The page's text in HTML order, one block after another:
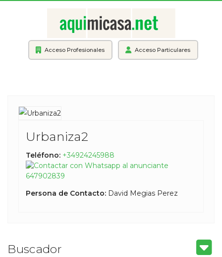
Acceso Profesionales Acceso Particulares
Urbaniza2
Teléfono: +34924245988
647902839
Persona de Contacto: David Megias Perez
Buscador